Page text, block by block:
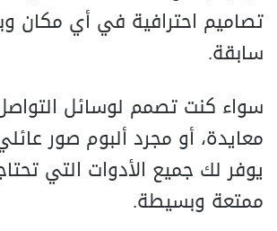
تصاميم احترافية في أي مكان
سابقة.
سواء كنت تصمم لوسائل
يوفر لك جميع الأدوات التي
ممتعة وبسيطة.